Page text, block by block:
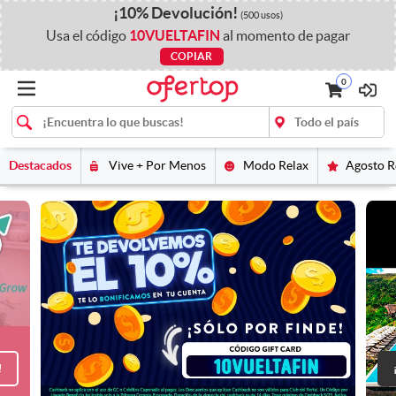
¡10%Devolución! (500 usos)
Usa el código 10VUELTAFIN al momento de pagar
COPIAR
0
Destacados Vive + Por Menos Modo Relax Agosto